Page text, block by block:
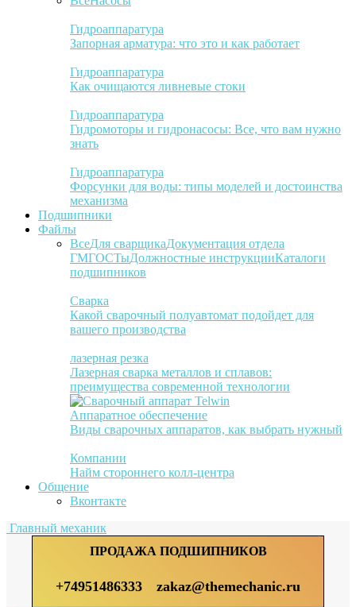
Гидроаппаратура
Запорная арматура: что это и как работает
Гидроаппаратура
Как очищаются ливневые стоки
Гидроаппаратура
Гидромоторы и гидронасосы: Все, что вам нужно
знать
Гидроаппаратура
Форсунки для воды: типы моделей и достоинства
механизма
Подшипники
Файлы
ВсеДля сварщикаДокументация отдела
ГМГОСТыДолжностные инструкцииКаталоги
подшипников
Сварка
Какой сварочный полуавтомат подойдет для
вашего производства
лазерная резка
Лазерная сварка металлов и сплавов:
преимущества современной технологии
Аппаратное обеспечение
Виды сварочных аппаратов, как выбрать нужный
Компании
Найм стороннего колл-центра
Общение
Вконтакте
Главный механик
ПРОДАЖА ПОДШИПНИКОВ
+74951486333 zakaz@themechanic.ru